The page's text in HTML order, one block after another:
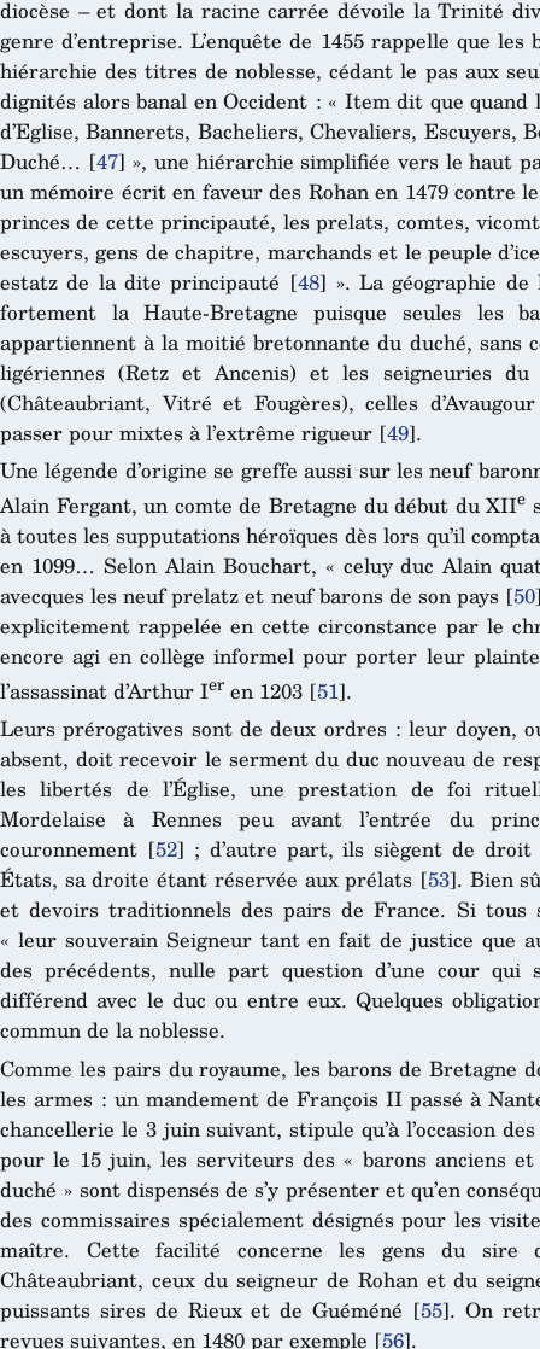
diocèse – et dont la racine carrée dévoile la Trinité
genre d’entreprise. L’enquête de 1455 rappelle que
hiérarchie des titres de noblesse, cédant le pas aux
dignités alors banal en Occident : « Item dit que
d’Eglise, Bannerets, Bacheliers, Chevaliers, Escuyers,
Duché… [47] », une hiérarchie simplifiée vers le haut
un mémoire écrit en faveur des Rohan en 1479 contre
princes de cette principauté, les prelats, comtes,
escuyers, gens de chapitre, marchands et le peuple
estatz de la dite principauté [48] ». La géographie
fortement la Haute-Bretagne puisque seules les
appartiennent à la moitié bretonnante du duché, sans
ligériennes (Retz et Ancenis) et les seigneuries
(Châteaubriant, Vitré et Fougères), celles
passer pour mixtes à l’extrême rigueur [49].
Une légende d’origine se greffe aussi sur les neuf
Alain Fergant, un comte de Bretagne du début du XIIe
à toutes les supputations héroïques dès lors qu’il
en 1099… Selon Alain Bouchart, « celuy duc Alain
avecques les neuf prelatz et neuf barons de son pays [50
explicitement rappelée en cette circonstance par le
encore agi en collège informel pour porter leur
l’assassinat d’Arthur Ier en 1203 [51].
Leurs prérogatives sont de deux ordres : leur doyen,
absent, doit recevoir le serment du duc nouveau de
les libertés de l’Église, une prestation de foi
Mordelaise à Rennes peu avant l’entrée du
couronnement [52] ; d’autre part, ils siègent de droit
États, sa droite étant réservée aux prélats [53]. Bien
et devoirs traditionnels des pairs de France. Si tous
« leur souverain Seigneur tant en fait de justice que
des précédents, nulle part question d’une cour
différend avec le duc ou entre eux. Quelques
commun de la noblesse.
Comme les pairs du royaume, les barons de Bretagne
les armes : un mandement de François II passé à
chancellerie le 3 juin suivant, stipule qu’à l’occasion
pour le 15 juin, les serviteurs des « barons anciens
duché » sont dispensés de s’y présenter et qu’en
des commissaires spécialement désignés pour les
maître. Cette facilité concerne les gens du
Châteaubriant, ceux du seigneur de Rohan et du
puissants sires de Rieux et de Guéméné [55]. On
revues suivantes, en 1480 par exemple [56].